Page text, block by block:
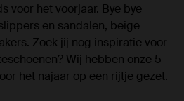
voor het voorjaar. Bye bye
en sandalen, beige
Zoek jij nog inspiratie voor
Wij hebben onze 5
het najaar op een rijtje gezet.